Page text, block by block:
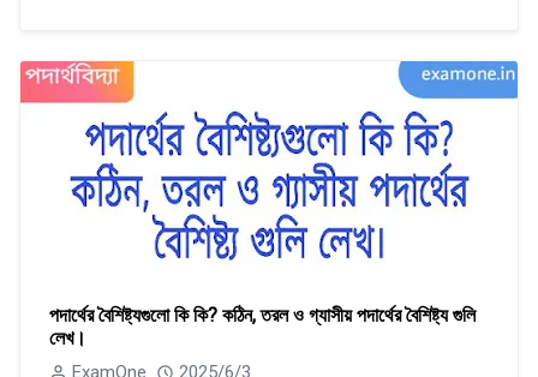
পদার্থের বৈশিষ্ট্যগুলাে কি কি? কঠিন, তরল ও গ্যাসীয় পদার্থের বৈশিষ্ট্য গুলি
লেখ।